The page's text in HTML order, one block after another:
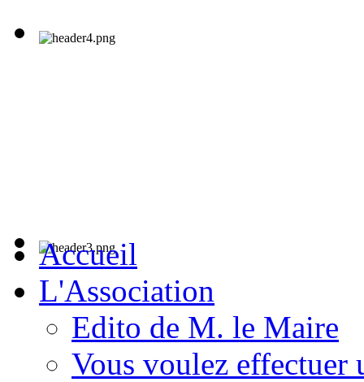
Accueil
L'Association
Edito de M. le Maire
Vous voulez effectuer